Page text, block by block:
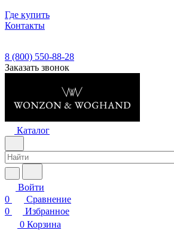
Где купить
Контакты
8 (800) 550-88-28
Заказать звонок
Каталог
Войти
0
Сравнение
0
Избранное
0 Корзина